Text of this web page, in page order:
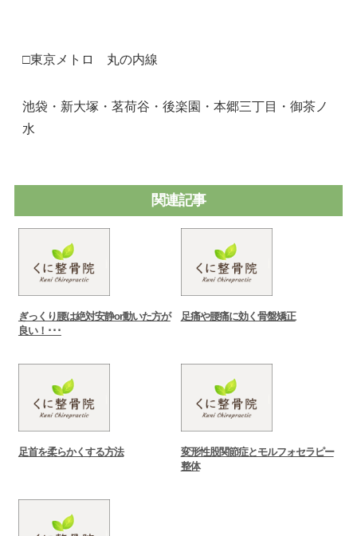
□東京メトロ 丸の内線
池袋・新大塚・茗荷谷・後楽園・本郷三丁目・御茶ノ
水
関連記事
ぎっくり腰は絶対安静or動いた方が
良い！･･･
足痛や腰痛に効く骨盤矯正
足首を柔らかくする方法
変形性股関節症とモルフォセラピー
整体